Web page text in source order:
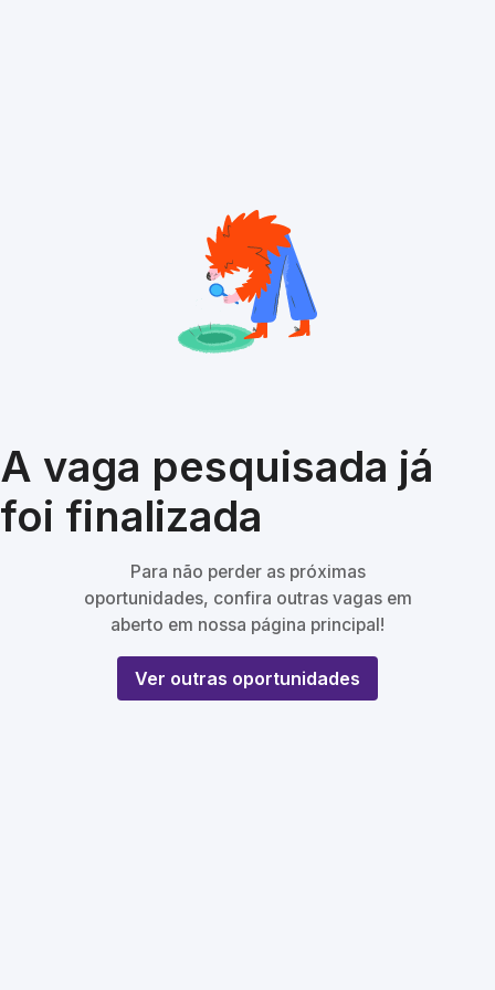
A vaga pesquisada já
foi finalizada
Para não perder as próximas
oportunidades, confira outras vagas em
aberto em nossa página principal!
Ver outras oportunidades